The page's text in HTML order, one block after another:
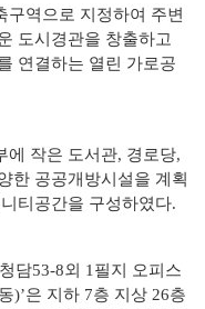
구역으로 지정하여 주변
도시경관을 창출하고
연결하는 열린 가로공
에 작은 도서관, 경로당,
한 공공개방시설을 계획
티공간을 구성하였다.
담53-8외 1필지 오피스
)’은 지하 7층 지상 26층